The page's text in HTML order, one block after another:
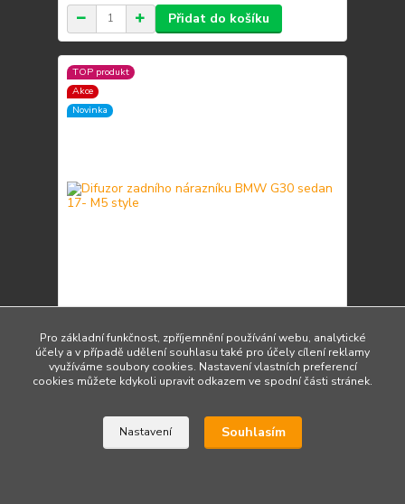
Přidat do košíku
TOP produkt
Akce
Novinka
Difuzor zadního nárazníku BMW G30 sedan 17- M5
style
2 900 Kč/ks
Přidat do košíku
Pro základní funkčnost, zpříjemnění používání webu, analytické
účely a v případě udělení souhlasu také pro účely cílení reklamy
využíváme soubory cookies. Nastavení vlastních preferencí
cookies můžete kdykoli upravit odkazem ve spodní části stránek.
Nastavení Souhlasím